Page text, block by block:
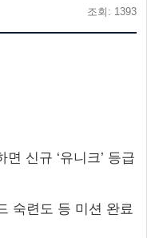
조회: 1393
신규 ‘유니크’ 등급
숙련도 등 미션 완료